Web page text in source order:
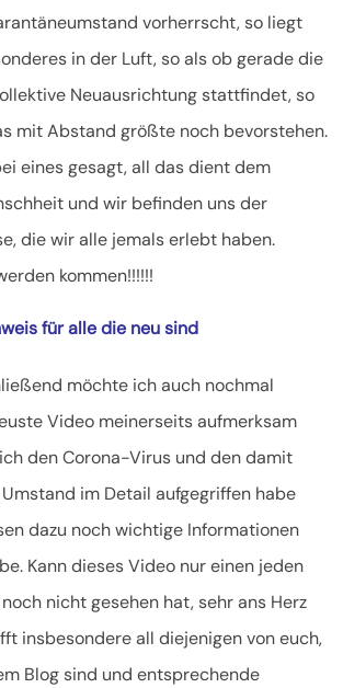
vorherrscht, so liegt
in der Luft, so als ob gerade die
Neuausrichtung stattfindet, so
mit Abstand größte noch bevorstehen.
eines gesagt, all das dient dem
und wir befinden uns der
die wir alle jemals erlebt haben.
kommen!!!!!!
für alle die neu sind
möchte ich auch nochmal
Video meinerseits aufmerksam
den Corona-Virus und den damit
im Detail aufgegriffen habe
dazu noch wichtige Informationen
Kann dieses Video nur einen jeden
nicht gesehen hat, sehr ans Herz
insbesondere all diejenigen von euch,
Blog sind und entsprechende